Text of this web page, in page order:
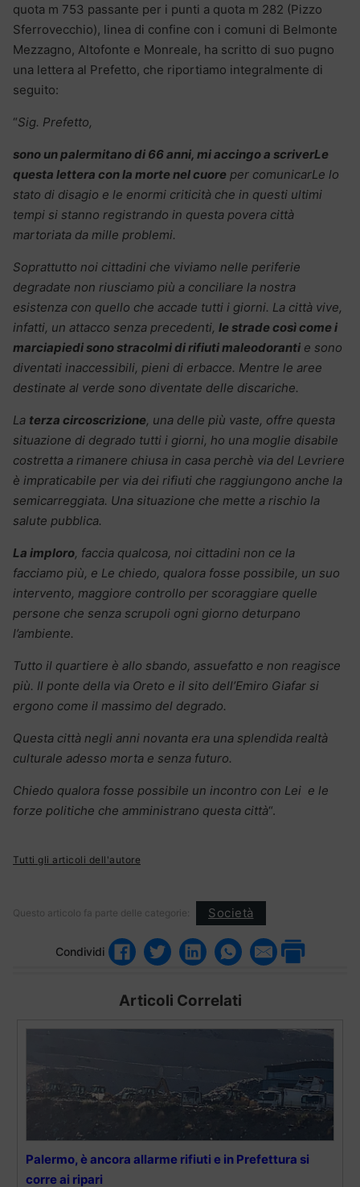
quota m 753 passante per i punti a quota m 282 (Pizzo
Sferrovecchio), linea di confine con i comuni di Belmonte
Mezzagno, Altofonte e Monreale, ha scritto di suo pugno
una lettera al Prefetto, che riportiamo integralmente di
seguito:
“Sig. Prefetto,
sono un palermitano di 66 anni, mi accingo a scriverLe
questa lettera con la morte nel cuore per comunicarLe lo
stato di disagio e le enormi criticità che in questi ultimi
tempi si stanno registrando in questa povera città
martoriata da mille problemi.
Soprattutto noi cittadini che viviamo nelle periferie
degradate non riusciamo più a conciliare la nostra
esistenza con quello che accade tutti i giorni. La città vive,
infatti, un attacco senza precedenti, le strade così come i
marciapiedi sono stracolmi di rifiuti maleodoranti e sono
diventati inaccessibili, pieni di erbacce. Mentre le aree
destinate al verde sono diventate delle discariche.
La terza circoscrizione, una delle più vaste, offre questa
situazione di degrado tutti i giorni, ho una moglie disabile
costretta a rimanere chiusa in casa perchè via del Levriere
è impraticabile per via dei rifiuti che raggiungono anche la
semicarreggiata. Una situazione che mette a rischio la
salute pubblica.
La imploro, faccia qualcosa, noi cittadini non ce la
facciamo più, e Le chiedo, qualora fosse possibile, un suo
intervento, maggiore controllo per scoraggiare quelle
persone che senza scrupoli ogni giorno deturpano
l’ambiente.
Tutto il quartiere è allo sbando, assuefatto e non reagisce
più. Il ponte della via Oreto e il sito dell’Emiro Giafar si
ergono come il massimo del degrado.
Questa città negli anni novanta era una splendida realtà
culturale adesso morta e senza futuro.
Chiedo qualora fosse possibile un incontro con Lei e le
forze politiche che amministrano questa città“.
Tutti gli articoli dell'autore
Questo articolo fa parte delle categorie: Società
Condividi
Articoli Correlati
Palermo, è ancora allarme rifiuti e in Prefettura si
corre ai ripari